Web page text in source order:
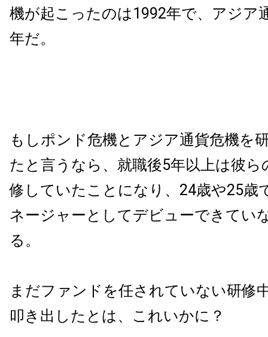
機が起こったのは1992年で、アジア
年だ。
もしポンド危機とアジア通貨危機を
たと言うなら、就職後5年以上は彼ら
修していたことになり、24歳や25歳
ネージャーとしてデビューできてい
る。
まだファンドを任されていない研修
叩き出したとは、これいかに？